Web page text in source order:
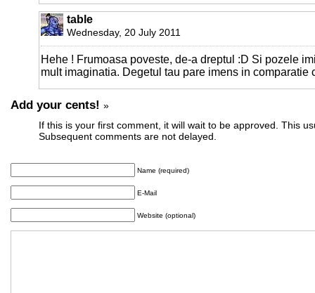
table
Wednesday, 20 July 2011
Hehe ! Frumoasa poveste, de-a dreptul :D Si pozele
mult imaginatia. Degetul tau pare imens in comparatie
Add your cents! »
If this is your first comment, it will wait to be approved. This
Subsequent comments are not delayed.
Name (required)
E-Mail
Website (optional)